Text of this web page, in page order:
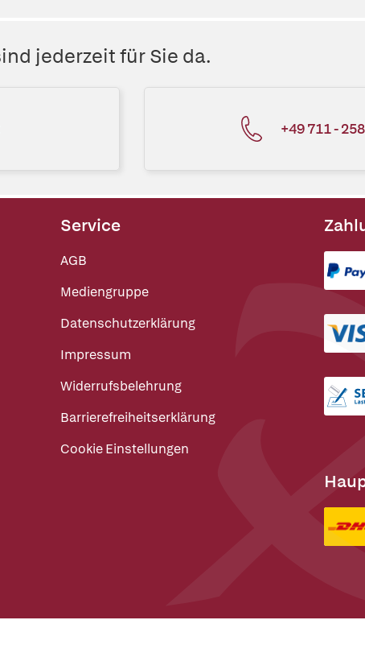
jederzeit für Sie da.
+49 711 -
Service
AGB
Mediengruppe
Datenschutzerklärung
Impressum
Widerrufsbelehrung
Barrierefreiheitserklärung
Cookie Einstellungen